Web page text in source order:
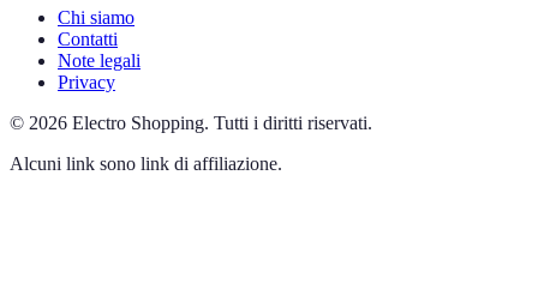
Chi siamo
Contatti
Note legali
Privacy
© 2026 Electro Shopping. Tutti i diritti riservati.
Alcuni link sono link di affiliazione.